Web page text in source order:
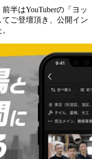
半はYouTuberの「ヨッ
ご登壇頂き、公開イン